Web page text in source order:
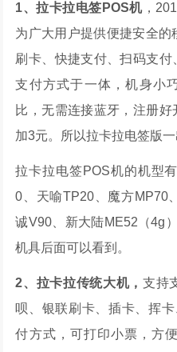
1、拉卡拉电签POS机，
为广大用户提供便捷安全
刷卡、快捷支付、扫码支
支付方式于一体，机身小
比，无需连接蓝牙，注册
加3元。所以拉卡拉电签版
拉卡拉电签POS机的机型
0、天喻TP20、魔方MP70
诚V90、新大陆ME52（4g
机具后面可以看到。
2、拉卡拉传统大机，支持
呗、银联刷卡、插卡、挥
付方式，可打印小票，方